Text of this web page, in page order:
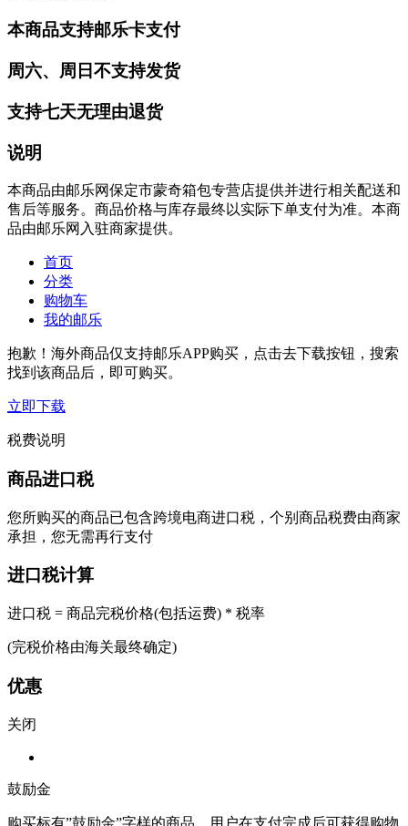
本商品支持邮乐卡支付
周六、周日不支持发货
支持七天无理由退货
说明
本商品由邮乐网保定市蒙奇箱包专营店提供并进行相关配送和
售后等服务。商品价格与库存最终以实际下单支付为准。本商
品由邮乐网入驻商家提供。
首页
分类
购物车
我的邮乐
抱歉！海外商品仅支持邮乐APP购买，点击去下载按钮，搜索
找到该商品后，即可购买。
立即下载
税费说明
商品进口税
您所购买的商品已包含跨境电商进口税，个别商品税费由商家
承担，您无需再行支付
进口税计算
进口税 = 商品完税价格(包括运费) * 税率
(完税价格由海关最终确定)
优惠
关闭
鼓励金
购买标有”鼓励金”字样的商品，用户在支付完成后可获得购物